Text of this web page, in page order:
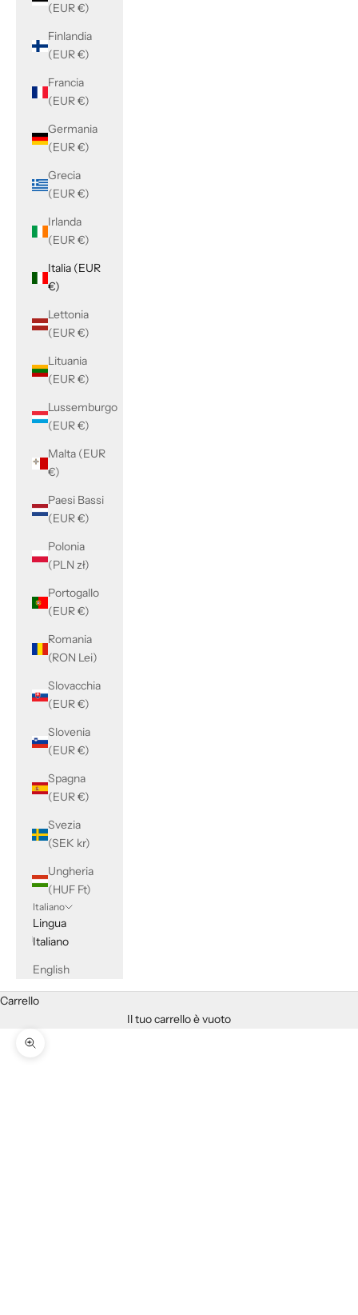
(EUR €)
Finlandia
(EUR €)
Francia
(EUR €)
Germania
(EUR €)
Grecia
(EUR €)
Irlanda
(EUR €)
Italia (EUR
€)
Lettonia
(EUR €)
Lituania
(EUR €)
Lussemburgo
(EUR €)
Malta (EUR
€)
Paesi Bassi
(EUR €)
Polonia
(PLN zł)
Portogallo
(EUR €)
Romania
(RON Lei)
Slovacchia
(EUR €)
Slovenia
(EUR €)
Spagna
(EUR €)
Svezia
(SEK kr)
Ungheria
(HUF Ft)
Italiano
Lingua
Italiano
English
Carrello
Il tuo carrello è vuoto
Ingrandisci immagine